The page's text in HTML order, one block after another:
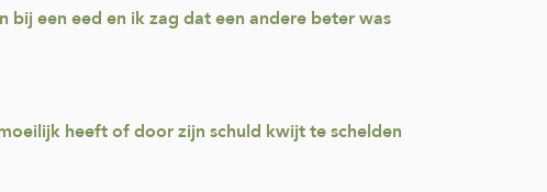
een eed en ik zag dat een andere beter was
heeft of door zijn schuld kwijt te schelden